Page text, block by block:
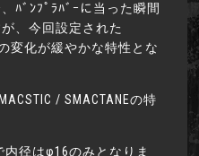
ﾊﾞﾝﾌﾟﾗﾊﾞｰに当った瞬間
、今回設定された
変化が緩やかな特性とな
/ SMACTANEの特
径はφ16のみとなりま